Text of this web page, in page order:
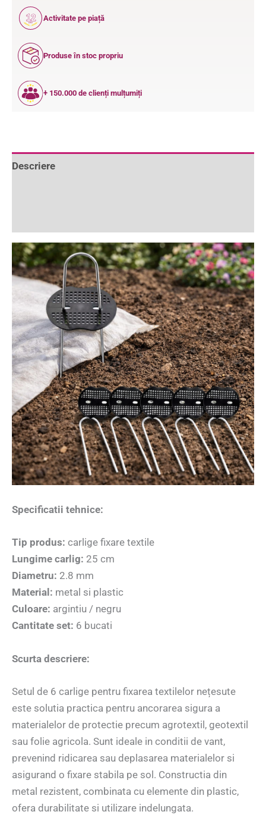
12
ANI
Activitate pe piață
Produse în stoc propriu
+ 150.000 de clienți mulțumiți
Descriere
Specificatii tehnice:
Tip produs: carlige fixare textile
Lungime carlig: 25 cm
Diametru: 2.8 mm
Material: metal si plastic
Culoare: argintiu / negru
Cantitate set: 6 bucati
Scurta descriere:
Setul de 6 carlige pentru fixarea textilelor nețesute
este solutia practica pentru ancorarea sigura a
materialelor de protectie precum agrotextil, geotextil
sau folie agricola. Sunt ideale in conditii de vant,
prevenind ridicarea sau deplasarea materialelor si
asigurand o fixare stabila pe sol. Constructia din
metal rezistent, combinata cu elemente din plastic,
ofera durabilitate si utilizare indelungata.